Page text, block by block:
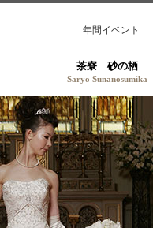
年間イベント
茶寮 砂の栖
Saryo Sunanosumika